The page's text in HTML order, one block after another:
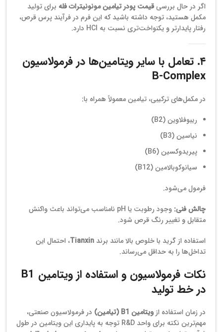
اگر در حال بررسیقیمت پودر تیامین مونونیترات فله برای تولید
مکمل هستید، توجه داشته باشید که این فرم در فرآیند پرس قرص،
رفتار پایدارتر و یکنواخت‌تری نسبت به HCl دارد.
۴. تعامل با سایر ویتامین‌ها در فرمولاسیون
B-Complex
در مکمل‌های ترکیبی، تیامین معمولاً همراه با:
ریبوفلاوین (B2)
نیاسین (B3)
پیریدوکسین (B6)
سیانوکوبالامین (B12)
فرمول می‌شود.
چالش فنی:
وجود رطوبت یا pH نامناسب می‌تواند باعث واکنش
متقابل و تغییر رنگ قرص شود.
استفاده از گرید با خلوص بالا مانند برند Tianxin، احتمال این
تداخل‌ها را به حداقل می‌رساند.
نکات فرمولاسیون و استفاده از ویتامین B1
در خط تولید
در زمان استفاده از ویتامین B1 (تیامین)
در فرمولاسیون صنعتی،
مهم‌ترین نکته برای واحد R&D توجه به پایداری این ویتامین در طول